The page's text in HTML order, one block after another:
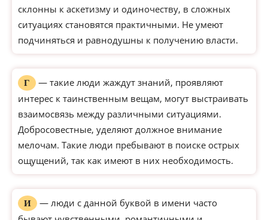
склонны к аскетизму и одиночеству, в сложных
ситуациях становятся практичными. Не умеют
подчиняться и равнодушны к получению власти.
Г
— такие люди жаждут знаний, проявляют
интерес к таинственным вещам, могут выстраивать
взаимосвязь между различными ситуациями.
Добросовестные, уделяют должное внимание
мелочам. Такие люди пребывают в поиске острых
ощущений, так как имеют в них необходимость.
И
— люди с данной буквой в имени часто